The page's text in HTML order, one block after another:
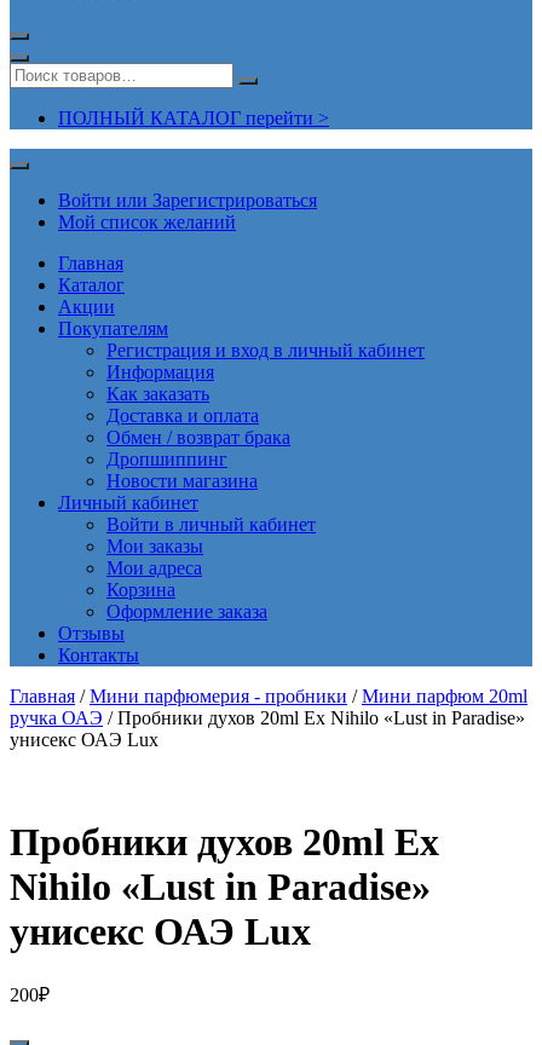
ПОЛНЫЙ КАТАЛОГ перейти >
Войти или Зарегистрироваться
Мой список желаний
Главная
Каталог
Акции
Покупателям
Регистрация и вход в личный кабинет
Информация
Как заказать
Доставка и оплата
Обмен / возврат брака
Дропшиппинг
Новости магазина
Личный кабинет
Войти в личный кабинет
Мои заказы
Мои адреса
Корзина
Оформление заказа
Отзывы
Контакты
Главная /Мини парфюмерия - пробники /Мини парфюм 20ml
ручка ОАЭ / Пробники духов 20ml Ex Nihilo «Lust in Paradise»
унисекс ОАЭ Lux
Пробники духов 20ml Ex
Nihilo «Lust in Paradise»
унисекс ОАЭ Lux
200₽